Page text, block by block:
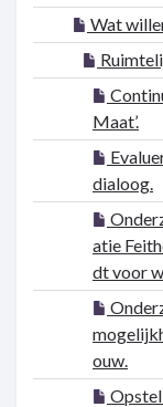
Wat
Maat’.
dialoog.
atie
dt voor
ouw.